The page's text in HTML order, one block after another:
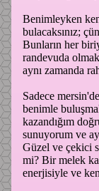
Benimleyken
bulacaksınız;
Bunların her
randevuda
aynı zamanda
Sadece
benimle
kazandığım
sunuyorum ve
Güzel ve çekici
mi? Bir melek
enerjisiyle ve